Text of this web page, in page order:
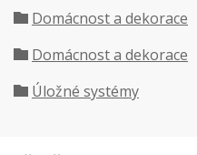
Domácnost a dekorace
Domácnost a dekorace
Úložné systémy